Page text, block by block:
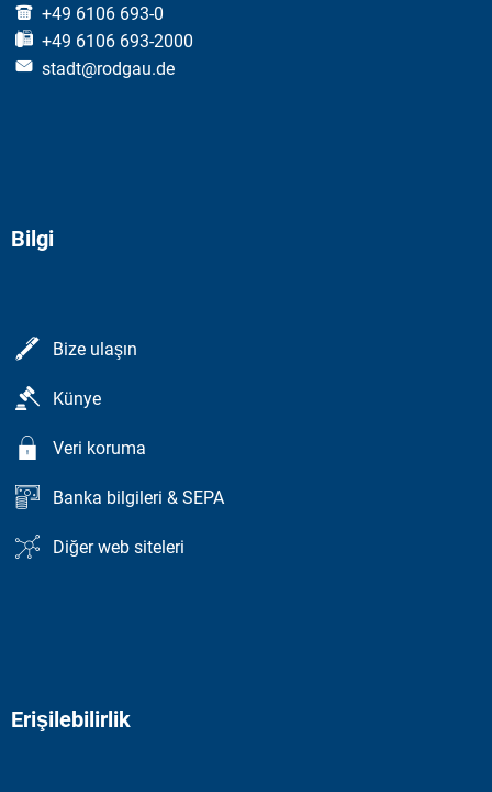
+49 6106 693-0
+49 6106 693-2000
stadt@rodgau.de
Bilgi
Bize ulaşın
Künye
Veri koruma
Banka bilgileri & SEPA
Diğer web siteleri
Erişilebilirlik